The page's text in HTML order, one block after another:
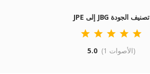
JPE إلى JBG تصنيف الجودة
5.0 (1 الأصوات)